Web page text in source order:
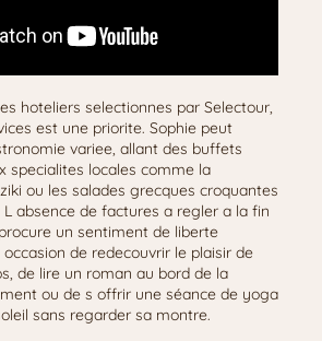
hoteliers selectionnes par Selectour,
est une priorite. Sophie peut
variee, allant des buffets
specialites locales comme la
ou les salades grecques croquantes
absence de factures a regler a la fin
un sentiment de liberte
de redecouvrir le plaisir de
de lire un roman au bord de la
ou de s offrir une séance de yoga
sans regarder sa montre.